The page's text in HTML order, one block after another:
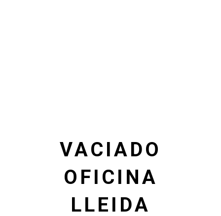
VACIADO
OFICINA
LLEIDA